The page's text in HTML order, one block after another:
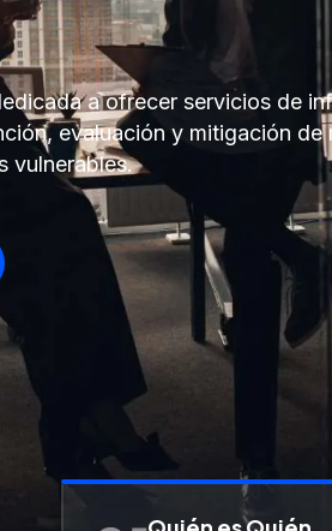
a ofrecer servicios de
evaluación y mitigación de
vulnerables.